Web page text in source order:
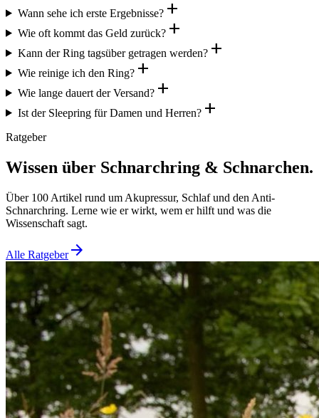
Wann sehe ich erste Ergebnisse?add
Wie oft kommt das Geld zurück?add
Kann der Ring tagsüber getragen werden?add
Wie reinige ich den Ring?add
Wie lange dauert der Versand?add
Ist der Sleepring für Damen und Herren?add
Ratgeber
Wissen über Schnarchring & Schnarchen.
Über 100 Artikel rund um Akupressur, Schlaf und den Anti-
Schnarchring. Lerne wie er wirkt, wem er hilft und was die
Wissenschaft sagt.
Alle Ratgeberarrow_forward